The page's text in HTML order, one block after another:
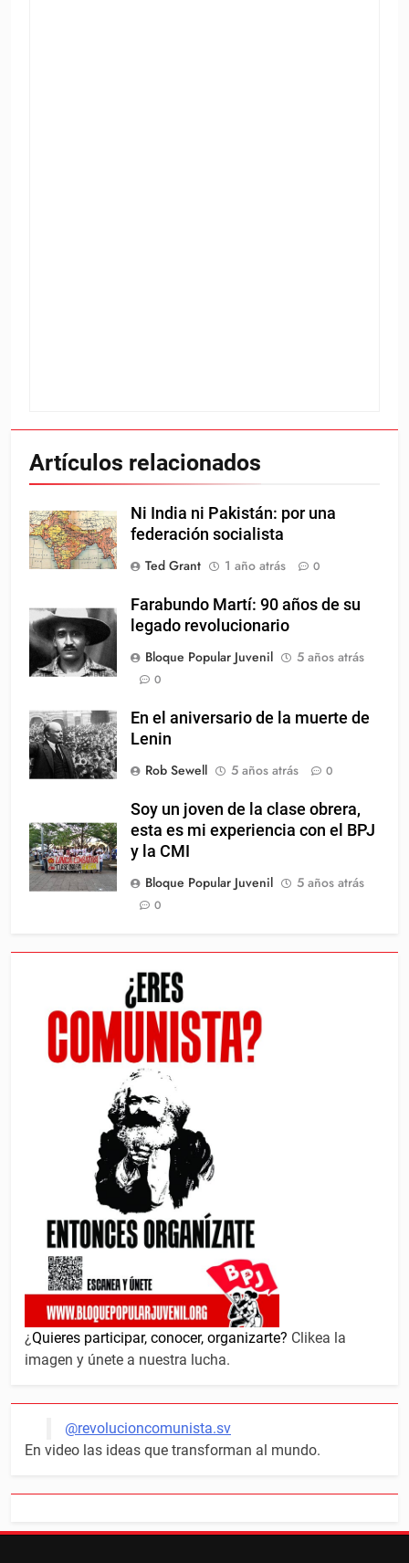
Artículos relacionados
Ni India ni Pakistán: por una
federación socialista
Ted Grant
1 año atrás 0
Farabundo Martí: 90 años de su
legado revolucionario
Bloque Popular Juvenil
5 años atrás
0
En el aniversario de la muerte de
Lenin
Rob Sewell
5 años atrás 0
Soy un joven de la clase obrera,
esta es mi experiencia con el BPJ
y la CMI
Bloque Popular Juvenil
5 años atrás
0
¿Quieres participar, conocer, organizarte? Clikea la
imagen y únete a nuestra lucha.
@revolucioncomunista.sv
En video las ideas que transforman al mundo.